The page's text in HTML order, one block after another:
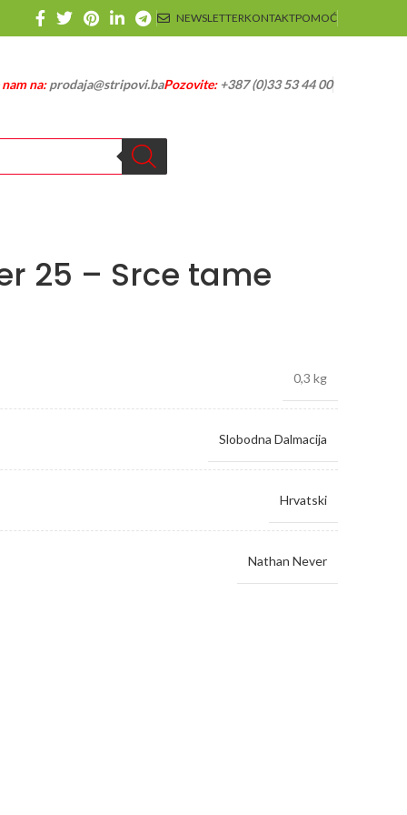
NEWSLETTERKONTAKTPOMOĆ
na:prodaja@stripovi.baPozovite:+387 (0)33 53 44 00
25 – Srce tame
0,3 kg
Slobodna Dalmacija
Hrvatski
Nathan Never